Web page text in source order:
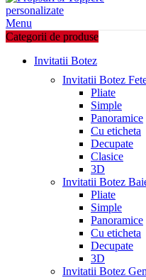
Menu
Categorii de produse
Invitatii Botez
Invitatii Botez
Pliate
Simple
Panoramice
Cu eticheta
Decupate
Clasice
3D
Invitatii Botez
Pliate
Simple
Panoramice
Cu eticheta
Decupate
3D
Invitatii Botez